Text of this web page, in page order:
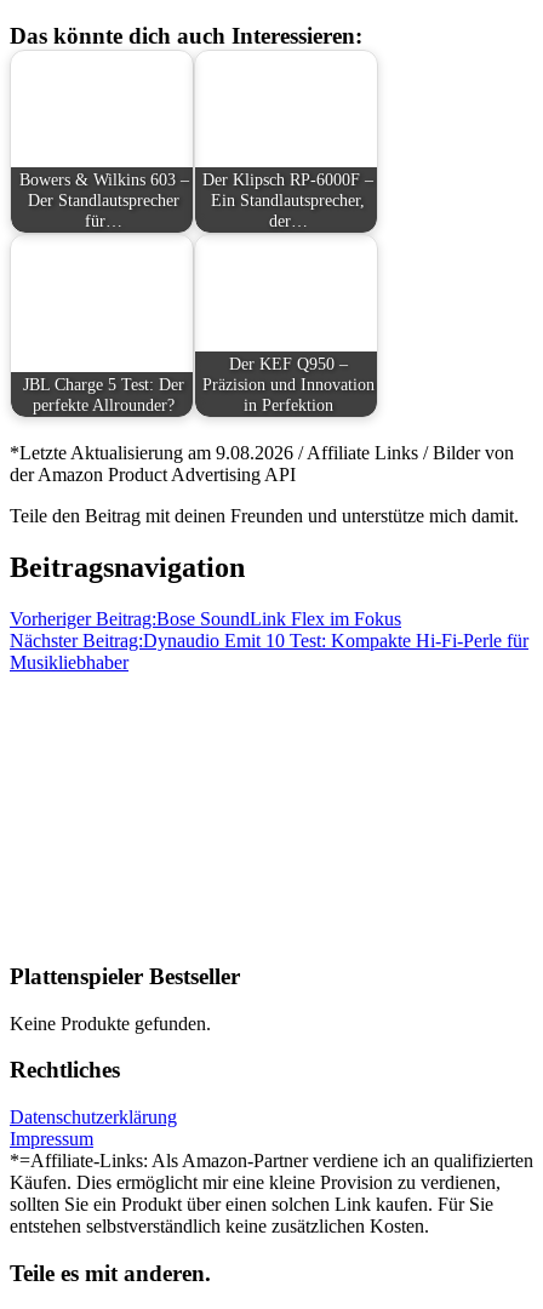
Das könnte dich auch Interessieren:
Bowers & Wilkins 603 –
Der Standlautsprecher
für…
Der Klipsch RP-6000F –
Ein Standlautsprecher,
der…
JBL Charge 5 Test: Der
perfekte Allrounder?
Der KEF Q950 –
Präzision und Innovation
in Perfektion
*Letzte Aktualisierung am 9.08.2026 / Affiliate Links / Bilder von
der Amazon Product Advertising API
Teile den Beitrag mit deinen Freunden und unterstütze mich damit.
Bluetooth
Lautsprecher
SonySony
Lautsprecher
Beitragsnavigation
Vorheriger Beitrag:Bose SoundLink Flex im Fokus
Nächster Beitrag:Dynaudio Emit 10 Test: Kompakte Hi-Fi-Perle für
Musikliebhaber
Plattenspieler Bestseller
Keine Produkte gefunden.
Rechtliches
Datenschutzerklärung
Impressum
*=Affiliate-Links: Als Amazon-Partner verdiene ich an qualifizierten
Käufen. Dies ermöglicht mir eine kleine Provision zu verdienen,
sollten Sie ein Produkt über einen solchen Link kaufen. Für Sie
entstehen selbstverständlich keine zusätzlichen Kosten.
Teile es mit anderen.